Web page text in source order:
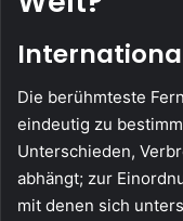
Die berühmteste
eindeutig zu
Unterschieden,
abhängt; zur
mit denen sich